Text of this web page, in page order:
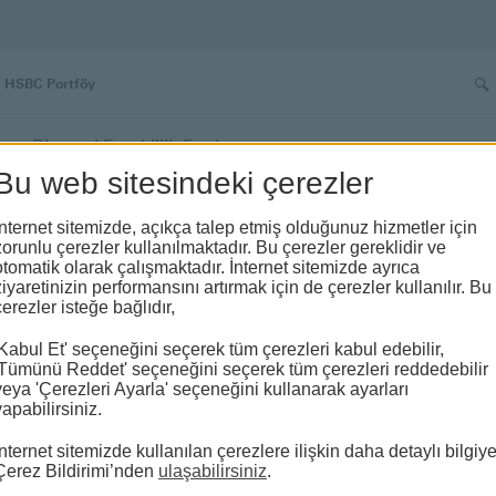
HSBC Portföy
Bireysel Emeklilik Fonları
2026
(HAE)
web sitesindeki çerezler
İnternet sitemizde, açıkça talep etmiş olduğunuz hizmetler için
çerezler kullanılmaktadır. Bu çerezler gereklidir ve
olarak çalışmaktadır. İnternet sitemizde ayrıca
performansını artırmak için de çerezler kullanılır. Bu
isteğe bağlıdır,
Et' seçeneğini seçerek tüm çerezleri kabul edebilir,
Reddet' seçeneğini seçerek tüm çerezleri reddedebilir
'Çerezleri Ayarla' seçeneğini kullanarak ayarları
İnternet sitemizde kullanılan çerezlere ilişkin daha detaylı bilgiye
Bildirimi’nden ulaşabilirsiniz.